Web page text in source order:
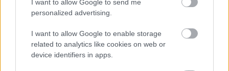
I want to allow Google to send me
personalized advertising.
I want to allow Google to enable storage
related to analytics like cookies on web or
device identifiers in apps.
δρόμος που φιλοδοξεί να λύσει το
κυκλοφοριακό στην Αθήνα